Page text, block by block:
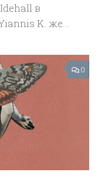
в
K. же...
0